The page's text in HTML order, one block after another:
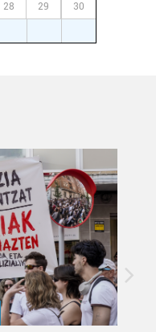
28 29 30